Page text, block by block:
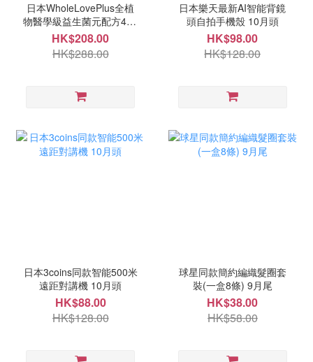
日本WholeLovePlus全植
物醫學級益生菌元配方400
億一盒30包 9月中
HK$208.00
HK$288.00
日本樂天最新AI智能背鏡
頭自拍手機殼 10月頭
HK$98.00
HK$128.00
日本3coins同款智能500米
遠距對講機 10月頭
HK$88.00
HK$128.00
球星同款簡約編織髮圈套
裝(一盒8條) 9月尾
HK$38.00
HK$58.00